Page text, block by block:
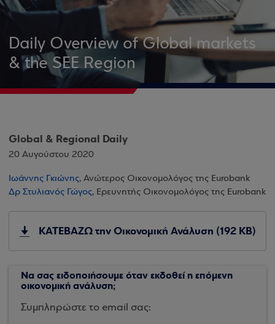
Daily Overview of Global markets
& the SEE Region
Global & Regional Daily
20 Αυγούστου 2020
Ιωάννης Γκιώνης, Ανώτερος Οικονομολόγος της Eurobank
Δρ Στυλιανός Γώγος, Ερευνητής Οικονομολόγος της Eurobank
ΚΑΤΕΒΑΖΩ την Οικονομική Ανάλυση (192 KB)
Να σας ειδοποιήσουμε όταν εκδοθεί η επόμενη
οικονομική ανάλυση;
Συμπληρώστε το email σας: